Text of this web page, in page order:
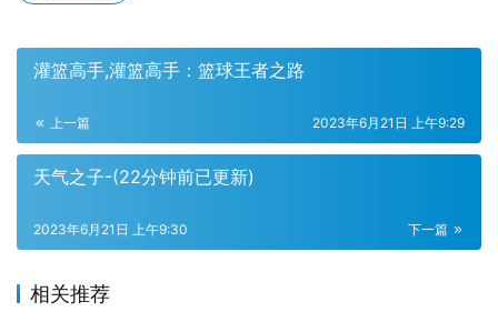
灌篮高手,灌篮高手：篮球王者之路
上一篇 2023年6月21日 上午9:29
天气之子-(22分钟前已更新)
下一篇
2023年6月21日 上午9:30
相关推荐